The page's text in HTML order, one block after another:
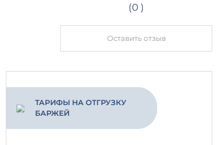
(0 )
Оставить отзыв
ТАРИФЫ НА ОТГРУЗКУ
БАРЖЕЙ